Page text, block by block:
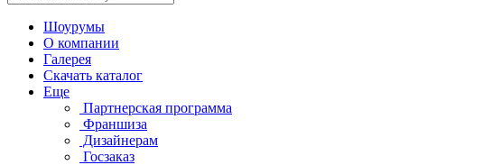
Шоурумы
О компании
Галерея
Скачать каталог
Еще
Партнерская программа
Франшиза
Дизайнерам
Госзаказ